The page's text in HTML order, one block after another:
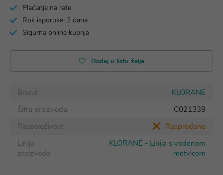
Plaćanje na rate
Rok isporuke: 2 dana
Sigurna online kupnja
Dodaj u listu želja
Brand
KLORANE
Šifra proizvoda
C021339
Raspoloživost
Rasprodano
Linija
proizvoda
KLORANE - Linija s vodenom
metvicom